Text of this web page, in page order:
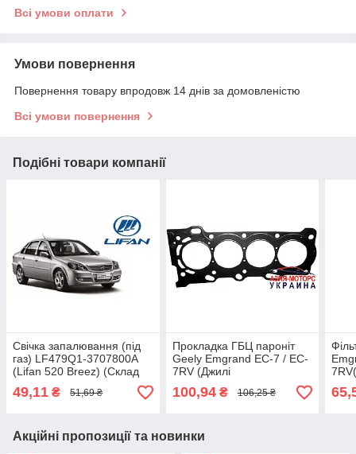
Всі умови оплати
Умови повернення
Повернення товару впродовж 14 днів за домовленістю
Всі умови повернення
Подібні товари компанії
Свічка запалювання (під
газ) LF479Q1-3707800A
(Lifan 520 Breez) (Склад
ASM-UKR)
49,11 ₴ 51,69 ₴
Прокладка ГБЦ пароніт
Geely Emgrand EC-7 / EC-
7RV (Джилі
Емгранд)1136000058
(Склад ASM-UKR)
100,94₴ 106,25 ₴
Акційні пропозиції та новинки